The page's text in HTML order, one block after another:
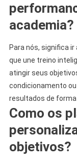
academia?
Para nós, significa
que une treino
atingir seus
condicionamento
resultados de
Como os
objetivos?